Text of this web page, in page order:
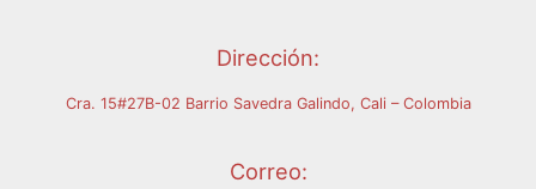
Dirección:
Cra. 15#27B-02 Barrio Savedra Galindo, Cali – Colombia
Correo: